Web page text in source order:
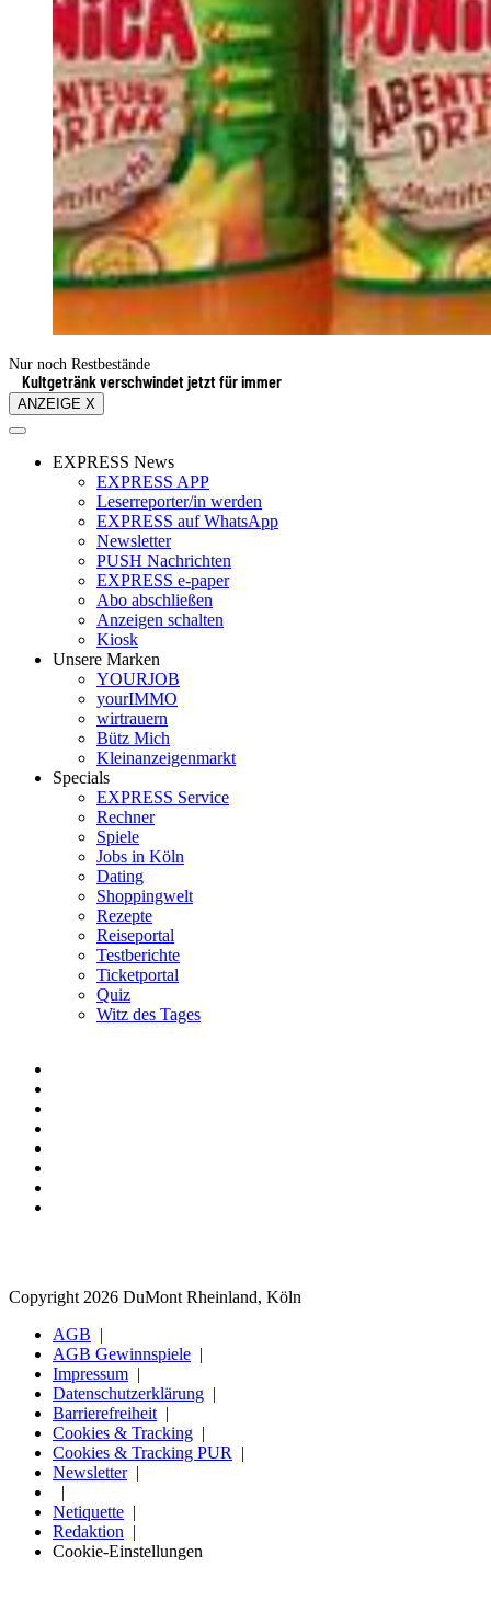
Nur noch Restbestände
Kultgetränk verschwindet jetzt für immer
ANZEIGE X
EXPRESS News
EXPRESS APP
Leserreporter/in werden
EXPRESS auf WhatsApp
Newsletter
PUSH Nachrichten
EXPRESS e-paper
Abo abschließen
Anzeigen schalten
Kiosk
Unsere Marken
YOURJOB
yourIMMO
wirtrauern
Bütz Mich
Kleinanzeigenmarkt
Specials
EXPRESS Service
Rechner
Spiele
Jobs in Köln
Dating
Shoppingwelt
Rezepte
Reiseportal
Testberichte
Ticketportal
Quiz
Witz des Tages
Copyright 2026 DuMont Rheinland, Köln
AGB
AGB Gewinnspiele
Impressum
Datenschutzerklärung
Barrierefreiheit
Cookies & Tracking
Cookies & Tracking PUR
Newsletter
Netiquette
Redaktion
Cookie-Einstellungen